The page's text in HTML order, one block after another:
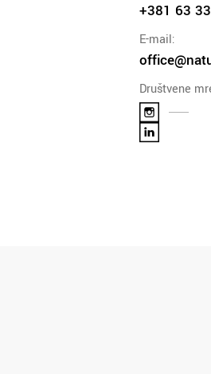
+381 63
E-mail:
Društvene